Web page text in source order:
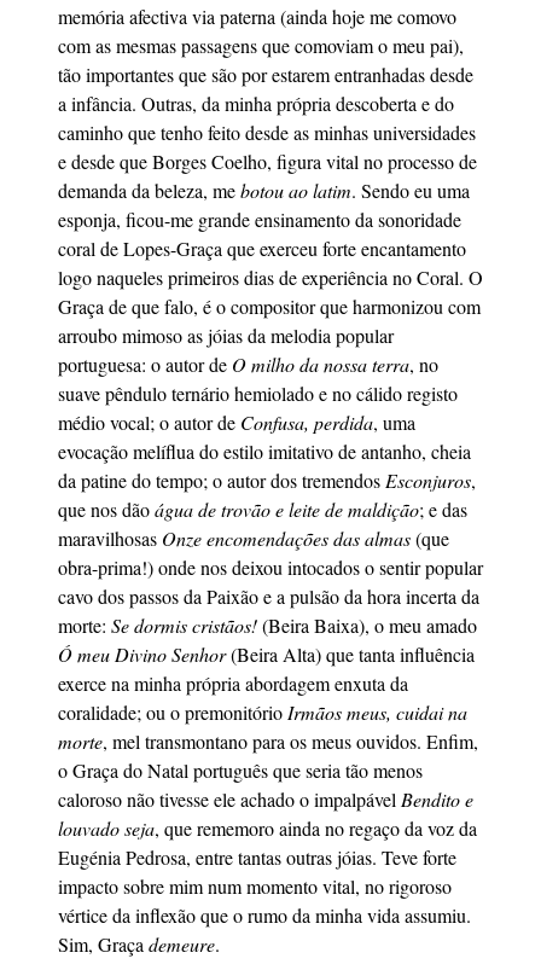
memória afectiva via paterna (ainda hoje me comovo
com as mesmas passagens que comoviam o meu pai),
tão importantes que são por estarem entranhadas desde
a infância. Outras, da minha própria descoberta e do
caminho que tenho feito desde as minhas universidades
e desde que Borges Coelho, figura vital no processo de
demanda da beleza, mebotou ao latim. Sendo eu uma
esponja, ficou-me grande ensinamento da sonoridade
coral de Lopes-Graça que exerceu forte encantamento
logo naqueles primeiros dias de experiência no Coral. O
Graça de que falo, é o compositor que harmonizou com
arroubo mimoso as jóias da melodia popular
portuguesa: o autor de O milho da nossa terra, no
suave pêndulo ternário hemiolado e no cálido registo
médio vocal; o autor de Confusa, perdida, uma
evocação melíflua do estilo imitativo de antanho, cheia
da patine do tempo; o autor dos tremendos Esconjuros,
que nos dãoágua de trovão e leite de maldição; e das
maravilhosas Onze encomendações das almas(que
obra-prima!) onde nos deixou intocados o sentir popular
cavo dos passos da Paixão e a pulsão da hora incerta da
morte: Se dormis cristãos!(Beira Baixa), o meu amado
Ó meu Divino Senhor(Beira Alta) que tanta influência
exerce na minha própria abordagem enxuta da
coralidade; ou o premonitório Irmãos meus, cuidai na
morte, mel transmontano para os meus ouvidos. Enfim,
o Graça do Natal português que seria tão menos
caloroso não tivesse ele achado o impalpável Bendito e
louvado seja, que rememoro ainda no regaço da voz da
Eugénia Pedrosa, entre tantas outras jóias. Teve forte
impacto sobre mim num momento vital, no rigoroso
vértice da inflexão que o rumo da minha vida assumiu.
Sim, Graça demeure.